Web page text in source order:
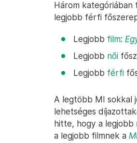
Három
legjobb férfi
Legjobb film:
Legjobb női
Legjobb férfi
A legtöbb MI sokkal
lehetséges
hitte, hogy a legjobb
a legjobb filmnek a